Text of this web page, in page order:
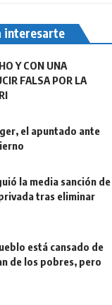
interesarte
Y CON UNA
FALSA POR LA
el apuntado ante
la media sanción de
tras eliminar
está cansado de
de los pobres, pero